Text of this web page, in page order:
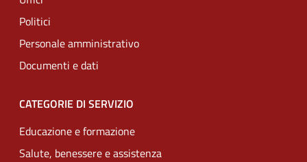
Politici
Personale amministrativo
Documenti e dati
CATEGORIE DI SERVIZIO
Educazione e formazione
Salute, benessere e assistenza